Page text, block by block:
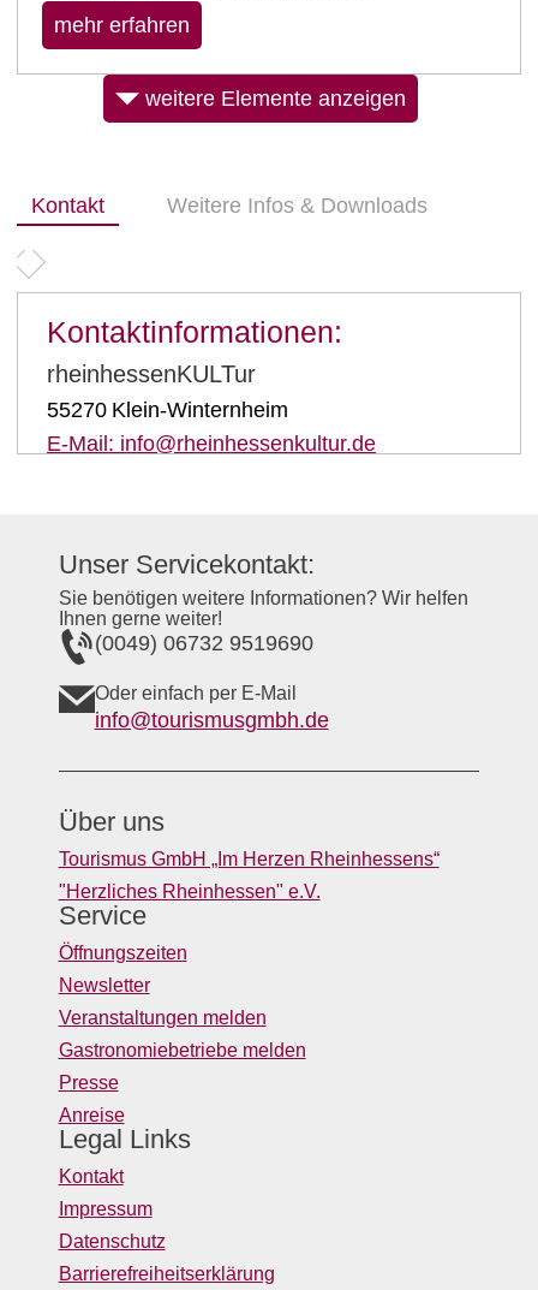
zurückversetzen! Claudia Seng singt überwiegend
deutsche Lieder der 20er und 30er Jahre und wird
Freuen Sie sich auf diese kabarettistische Zeitreise
voller Witz und Charme mit berühmten Titeln der
mehr erfahren
weitere Elemente anzeigen
Kontakt Weitere Infos & Downloads
Kontaktinformationen:
rheinhessenKULTur
55270 Klein-Winternheim
E-Mail: info@rheinhessenkultur.de
Unser Servicekontakt:
Sie benötigen weitere Informationen? Wir helfen
Ihnen gerne weiter!
(0049) 06732 9519690
Oder einfach per E-Mail
info@tourismusgmbh.de
Über uns
Tourismus GmbH „Im Herzen Rheinhessens“
"Herzliches Rheinhessen" e.V.
Service
Öffnungszeiten
Newsletter
Veranstaltungen melden
Gastronomiebetriebe melden
Presse
Anreise
Legal Links
Kontakt
Impressum
Datenschutz
Barrierefreiheitserklärung